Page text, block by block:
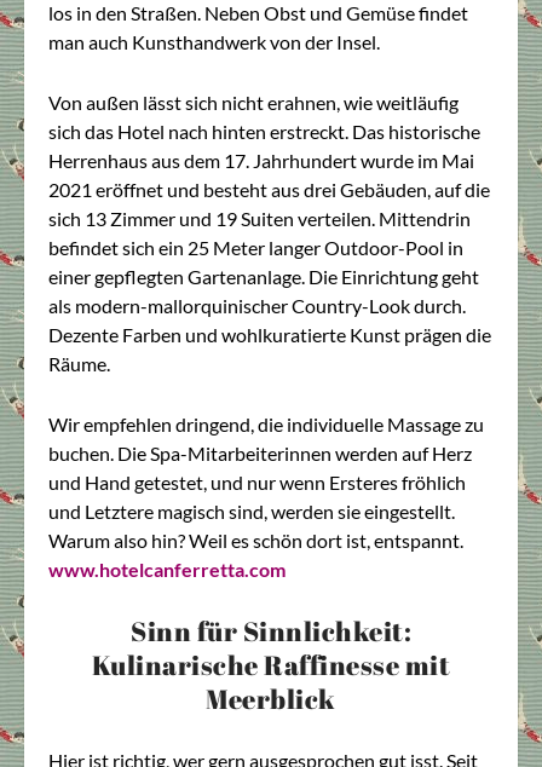
los in den Straßen. Neben Obst und Gemüse findet
man auch Kunsthandwerk von der Insel.
Von außen lässt sich nicht erahnen, wie weitläufig
sich das Hotel nach hinten erstreckt. Das historische
Herrenhaus aus dem 17. Jahrhundert wurde im Mai
2021 eröffnet und besteht aus drei Gebäuden, auf die
sich 13 Zimmer und 19 Suiten verteilen. Mittendrin
befindet sich ein 25 Meter langer Outdoor-Pool in
einer gepflegten Gartenanlage. Die Einrichtung geht
als modern-mallorquinischer Country-Look durch.
Dezente Farben und wohlkuratierte Kunst prägen die
Räume.
Wir empfehlen dringend, die individuelle Massage zu
buchen. Die Spa-Mitarbeiterinnen werden auf Herz
und Hand getestet, und nur wenn Ersteres fröhlich
und Letztere magisch sind, werden sie eingestellt.
Warum also hin? Weil es schön dort ist, entspannt.
www.hotelcanferretta.com
Sinn für Sinnlichkeit:
Kulinarische Raffinesse mit
Meerblick
Hier ist richtig, wer gern ausgesprochen gut isst. Seit